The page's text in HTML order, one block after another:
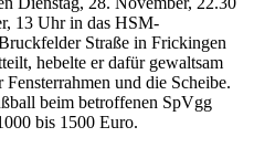
13 Uhr in das HSM-
Straße in Frickingen
hebelte er dafür gewaltsam
und die Scheibe.
beim betroffenen SpVgg
bis 1500 Euro.